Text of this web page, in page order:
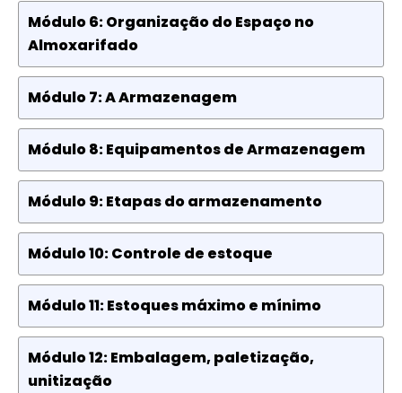
Módulo 6: Organização do Espaço no
Almoxarifado
Módulo 7: A Armazenagem
Módulo 8: Equipamentos de Armazenagem
Módulo 9: Etapas do armazenamento
Módulo 10: Controle de estoque
Módulo 11: Estoques máximo e mínimo
Módulo 12: Embalagem, paletização,
unitização